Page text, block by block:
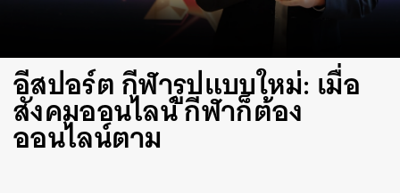
อีสปอร์ต กีฬารูปแบบใหม่: เมื่อ
สังคมออนไลน์ กีฬาก็ต้อง
ออนไลน์ตาม